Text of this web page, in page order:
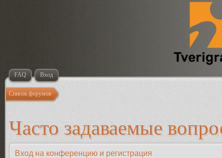
FAQ Вход
Список форумов
Часто задаваемые
Вход на конференцию и регистрация